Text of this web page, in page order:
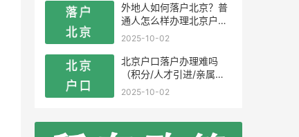
外地人如何落户北京？普
通人怎么样办理北京户
口？
2025-10-02
北京户口落户办理难吗
（积分/人才引进/亲属投
靠）
2025-10-02